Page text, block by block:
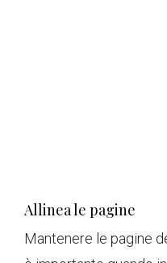
Allinea le pagine
Mantenere le pagine